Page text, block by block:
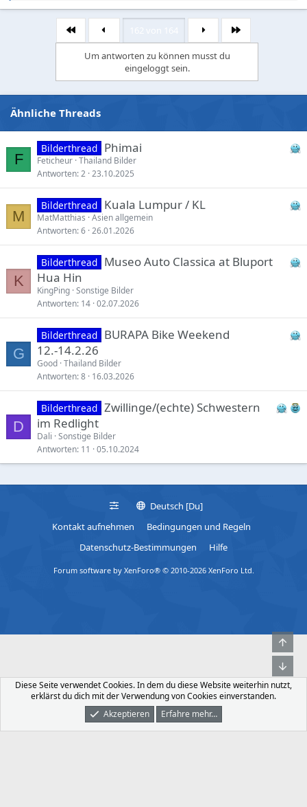
Erste
Letzte
Um antworten zu können musst du
eingeloggt sein.
Ähnliche Threads
F
Bilderthread Phimai
Feticheur Thailand Bilder
Antworten 2 23.10.2025
M
Bilderthread Kuala Lumpur / KL
MatMatthias Asien allgemein
Antworten 6 26.01.2026
K
Bilderthread Museo Auto Classica at Bluport
Hua Hin
KingPing Sonstige Bilder
Antworten 14 02.07.2026
G
Bilderthread BURAPA Bike Weekend
12.-14.2.26
Good Thailand Bilder
Antworten 8 16.03.2026
D
Bilderthread Zwillinge/(echte) Schwestern
im Redlight
Dali Sonstige Bilder
Antworten 11 05.10.2024
Deutsch [Du]
Kontakt aufnehmen
Bedingungen und Regeln
Datenschutz-Bestimmungen
Hilfe
Forum software by XenForo® © 2010-2026 XenForo Ltd.
Was Ist Neu Dunkler Modus Anmelden
Diese Seite verwendet Cookies. In dem du diese Website weiterhin nutzt,
erklärst du dich mit der Verwendung von Cookies einverstanden.
Akzeptieren
Erfahre mehr…